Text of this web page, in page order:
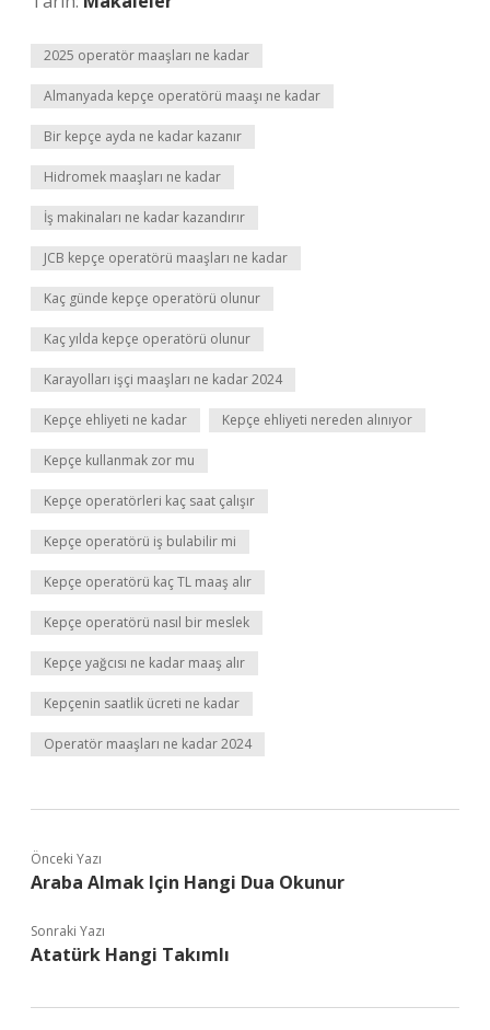
2025 operatör maaşları ne kadar
Almanyada kepçe operatörü maaşı ne kadar
Bir kepçe ayda ne kadar kazanır
Hidromek maaşları ne kadar
İş makinaları ne kadar kazandırır
JCB kepçe operatörü maaşları ne kadar
Kaç günde kepçe operatörü olunur
Kaç yılda kepçe operatörü olunur
Karayolları işçi maaşları ne kadar 2024
Kepçe ehliyeti ne kadar Kepçe ehliyeti nereden alınıyor
Kepçe kullanmak zor mu
Kepçe operatörleri kaç saat çalışır
Kepçe operatörü iş bulabilir mi
Kepçe operatörü kaç TL maaş alır
Kepçe operatörü nasıl bir meslek
Kepçe yağcısı ne kadar maaş alır
Kepçenin saatlik ücreti ne kadar
Operatör maaşları ne kadar 2024
Önceki Yazı
Araba Almak Için Hangi Dua Okunur
Sonraki Yazı
Atatürk Hangi Takımlı